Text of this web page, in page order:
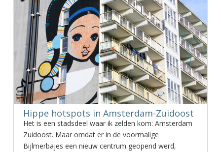
Hippe hotspots in Amsterdam-Zuidoost
Het is een stadsdeel waar ik zelden kom: Amsterdam
Zuidoost. Maar omdat er in de voormalige
Bijlmerbajes een nieuw centrum geopend werd,